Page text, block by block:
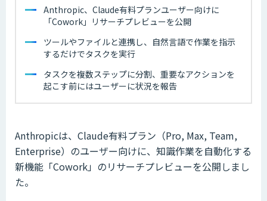
Anthropic、Claude有料プランユーザー向けに
「Cowork」リサーチプレビューを公開
ツールやファイルと連携し、自然言語で作業を指示
するだけでタスクを実行
タスクを複数ステップに分割、重要なアクションを
起こす前にはユーザーに状況を報告
Anthropicは、Claude有料プラン（Pro, Max, Team,
Enterprise）のユーザー向けに、知識作業を自動化する
新機能「Cowork」のリサーチプレビューを公開しまし
た。